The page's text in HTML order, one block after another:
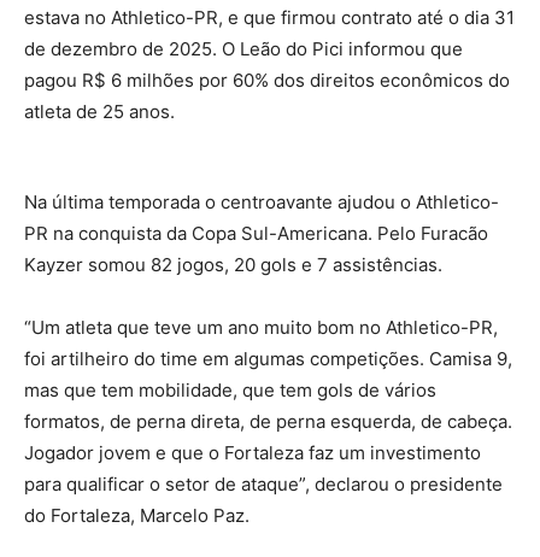
estava no Athletico-PR, e que firmou contrato até o dia 31
de dezembro de 2025. O Leão do Pici informou que
pagou R$ 6 milhões por 60% dos direitos econômicos do
atleta de 25 anos.
Na última temporada o centroavante ajudou o Athletico-
PR na conquista da Copa Sul-Americana. Pelo Furacão
Kayzer somou 82 jogos, 20 gols e 7 assistências.
“Um atleta que teve um ano muito bom no Athletico-PR,
foi artilheiro do time em algumas competições. Camisa 9,
mas que tem mobilidade, que tem gols de vários
formatos, de perna direta, de perna esquerda, de cabeça.
Jogador jovem e que o Fortaleza faz um investimento
para qualificar o setor de ataque”, declarou o presidente
do Fortaleza, Marcelo Paz.